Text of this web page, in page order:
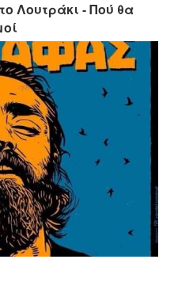
Λουτράκι - Πού θα